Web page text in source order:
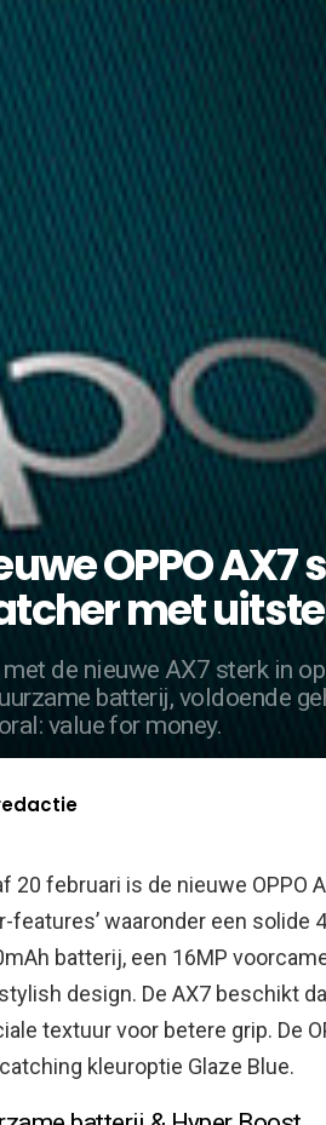
OPPO
met
de nieuwe AX7 sterk in
batterij, voldoende
value for money.
20 februari is de nieuwe OPPO
features’ waaronder een solide
batterij, een 16MP
design. De AX7 beschikt
textuur voor betere grip. De
kleuroptie Glaze Blue.